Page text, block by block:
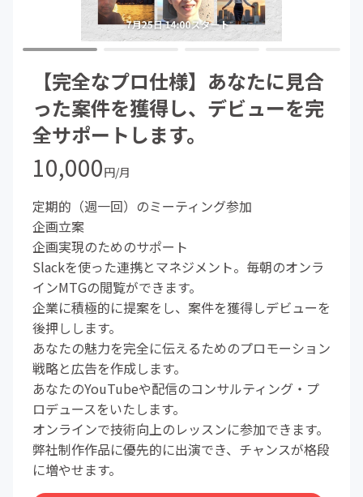
【完全なプロ仕様】あなたに見合
った案件を獲得し、デビューを完
全サポートします。
10,000円/月
定期的（週一回）のミーティング参加
企画立案
企画実現のためのサポート
Slackを使った連携とマネジメント。毎朝のオンラ
インMTGの閲覧ができます。
企業に積極的に提案をし、案件を獲得しデビューを
後押しします。
あなたの魅力を完全に伝えるためのプロモーション
戦略と広告を作成します。
あなたのYouTubeや配信のコンサルティング・プ
ロデュースをいたします。
オンラインで技術向上のレッスンに参加できます。
弊社制作作品に優先的に出演でき、チャンスが格段
に増やせます。